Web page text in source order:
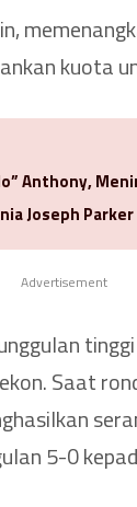
kuota
Anthony,
Joseph
Advertisement
Saat
5-0